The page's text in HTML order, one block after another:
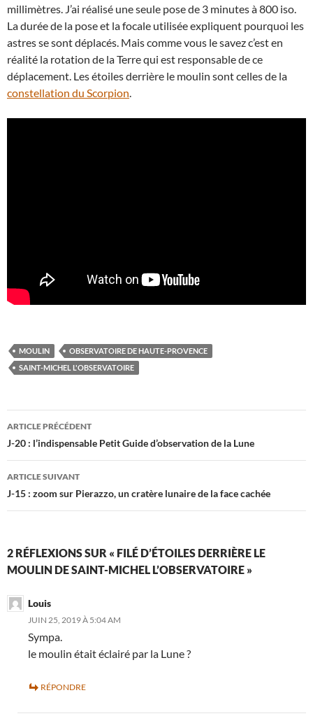
millimètres. J’ai réalisé une seule pose de 3 minutes à 800 iso.
La durée de la pose et la focale utilisée expliquent pourquoi les
astres se sont déplacés. Mais comme vous le savez c’est en
réalité la rotation de la Terre qui est responsable de ce
déplacement. Les étoiles derrière le moulin sont celles de la
constellation du Scorpion
MOULIN
OBSERVATOIRE DE HAUTE-PROVENCE
SAINT-MICHEL L'OBSERVATOIRE
Navigation
des
articles
ARTICLE PRÉCÉDENT
J-20 : l’indispensable Petit Guide d’observation de la Lune
ARTICLE SUIVANT
J-15 : zoom sur Pierazzo, un cratère lunaire de la face cachée
2 RÉFLEXIONS SUR « FILÉ D’ÉTOILES DERRIÈRE LE
MOULIN DE SAINT-MICHEL L’OBSERVATOIRE »
Louis
JUIN 25, 2019 À 5:04 AM
Sympa.
le moulin était éclairé par la Lune ?
RÉPONDRE